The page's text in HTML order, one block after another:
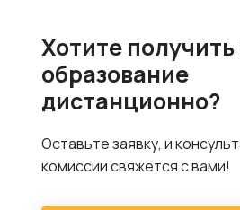
Хотите
образование
дистанционно?
Оставьте заявку, и
комиссии свяжется с вами!